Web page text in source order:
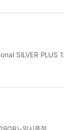
SILVER PLUS